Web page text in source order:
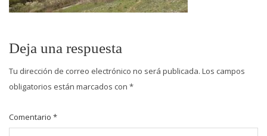
Deja una respuesta
Tu dirección de correo electrónico no será publicada. Los campos
obligatorios están marcados con *
Comentario *